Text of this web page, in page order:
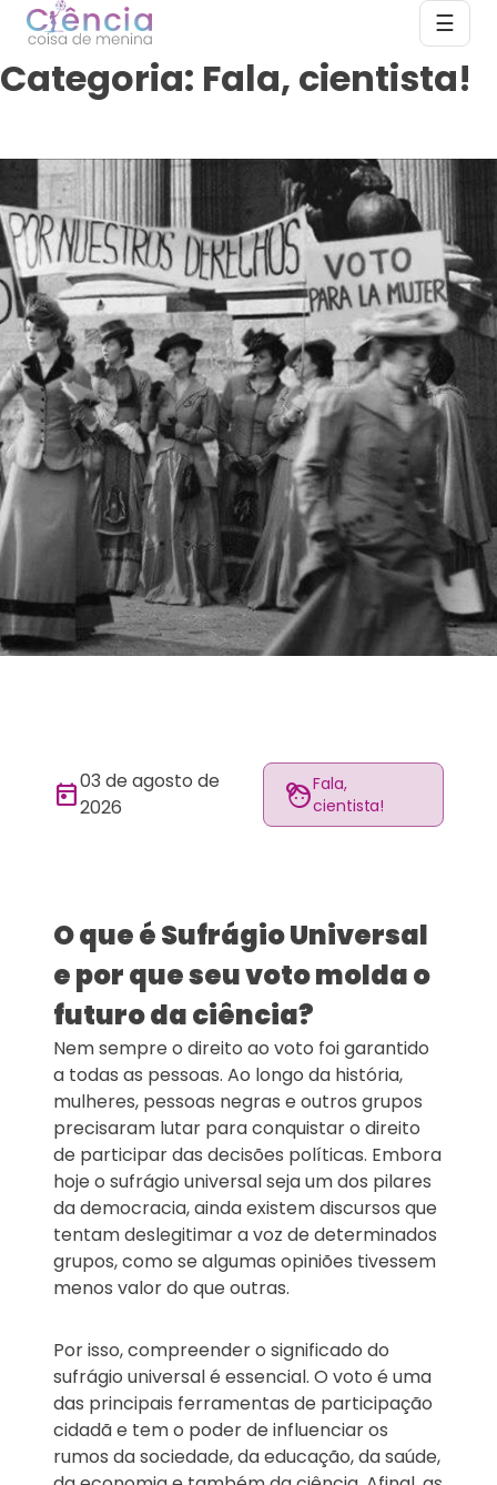
Skip
content
☰
×
Categoria: Fala, cientista!
today03 de agosto de
2026
face_4Fala,
cientista!
O que é Sufrágio Universal
e por que seu voto molda o
futuro da ciência?
Nem sempre o direito ao voto foi garantido
a todas as pessoas. Ao longo da história,
mulheres, pessoas negras e outros grupos
precisaram lutar para conquistar o direito
de participar das decisões políticas. Embora
hoje o sufrágio universal seja um dos pilares
da democracia, ainda existem discursos que
tentam deslegitimar a voz de determinados
grupos, como se algumas opiniões tivessem
menos valor do que outras.
Por isso, compreender o significado do
sufrágio universal é essencial. O voto é uma
das principais ferramentas de participação
cidadã e tem o poder de influenciar os
rumos da sociedade, da educação, da saúde,